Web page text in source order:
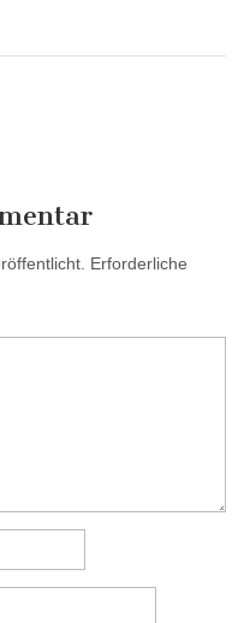
Erforderliche